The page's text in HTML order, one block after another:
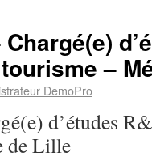
–
DemoPro
d’études
de Lille